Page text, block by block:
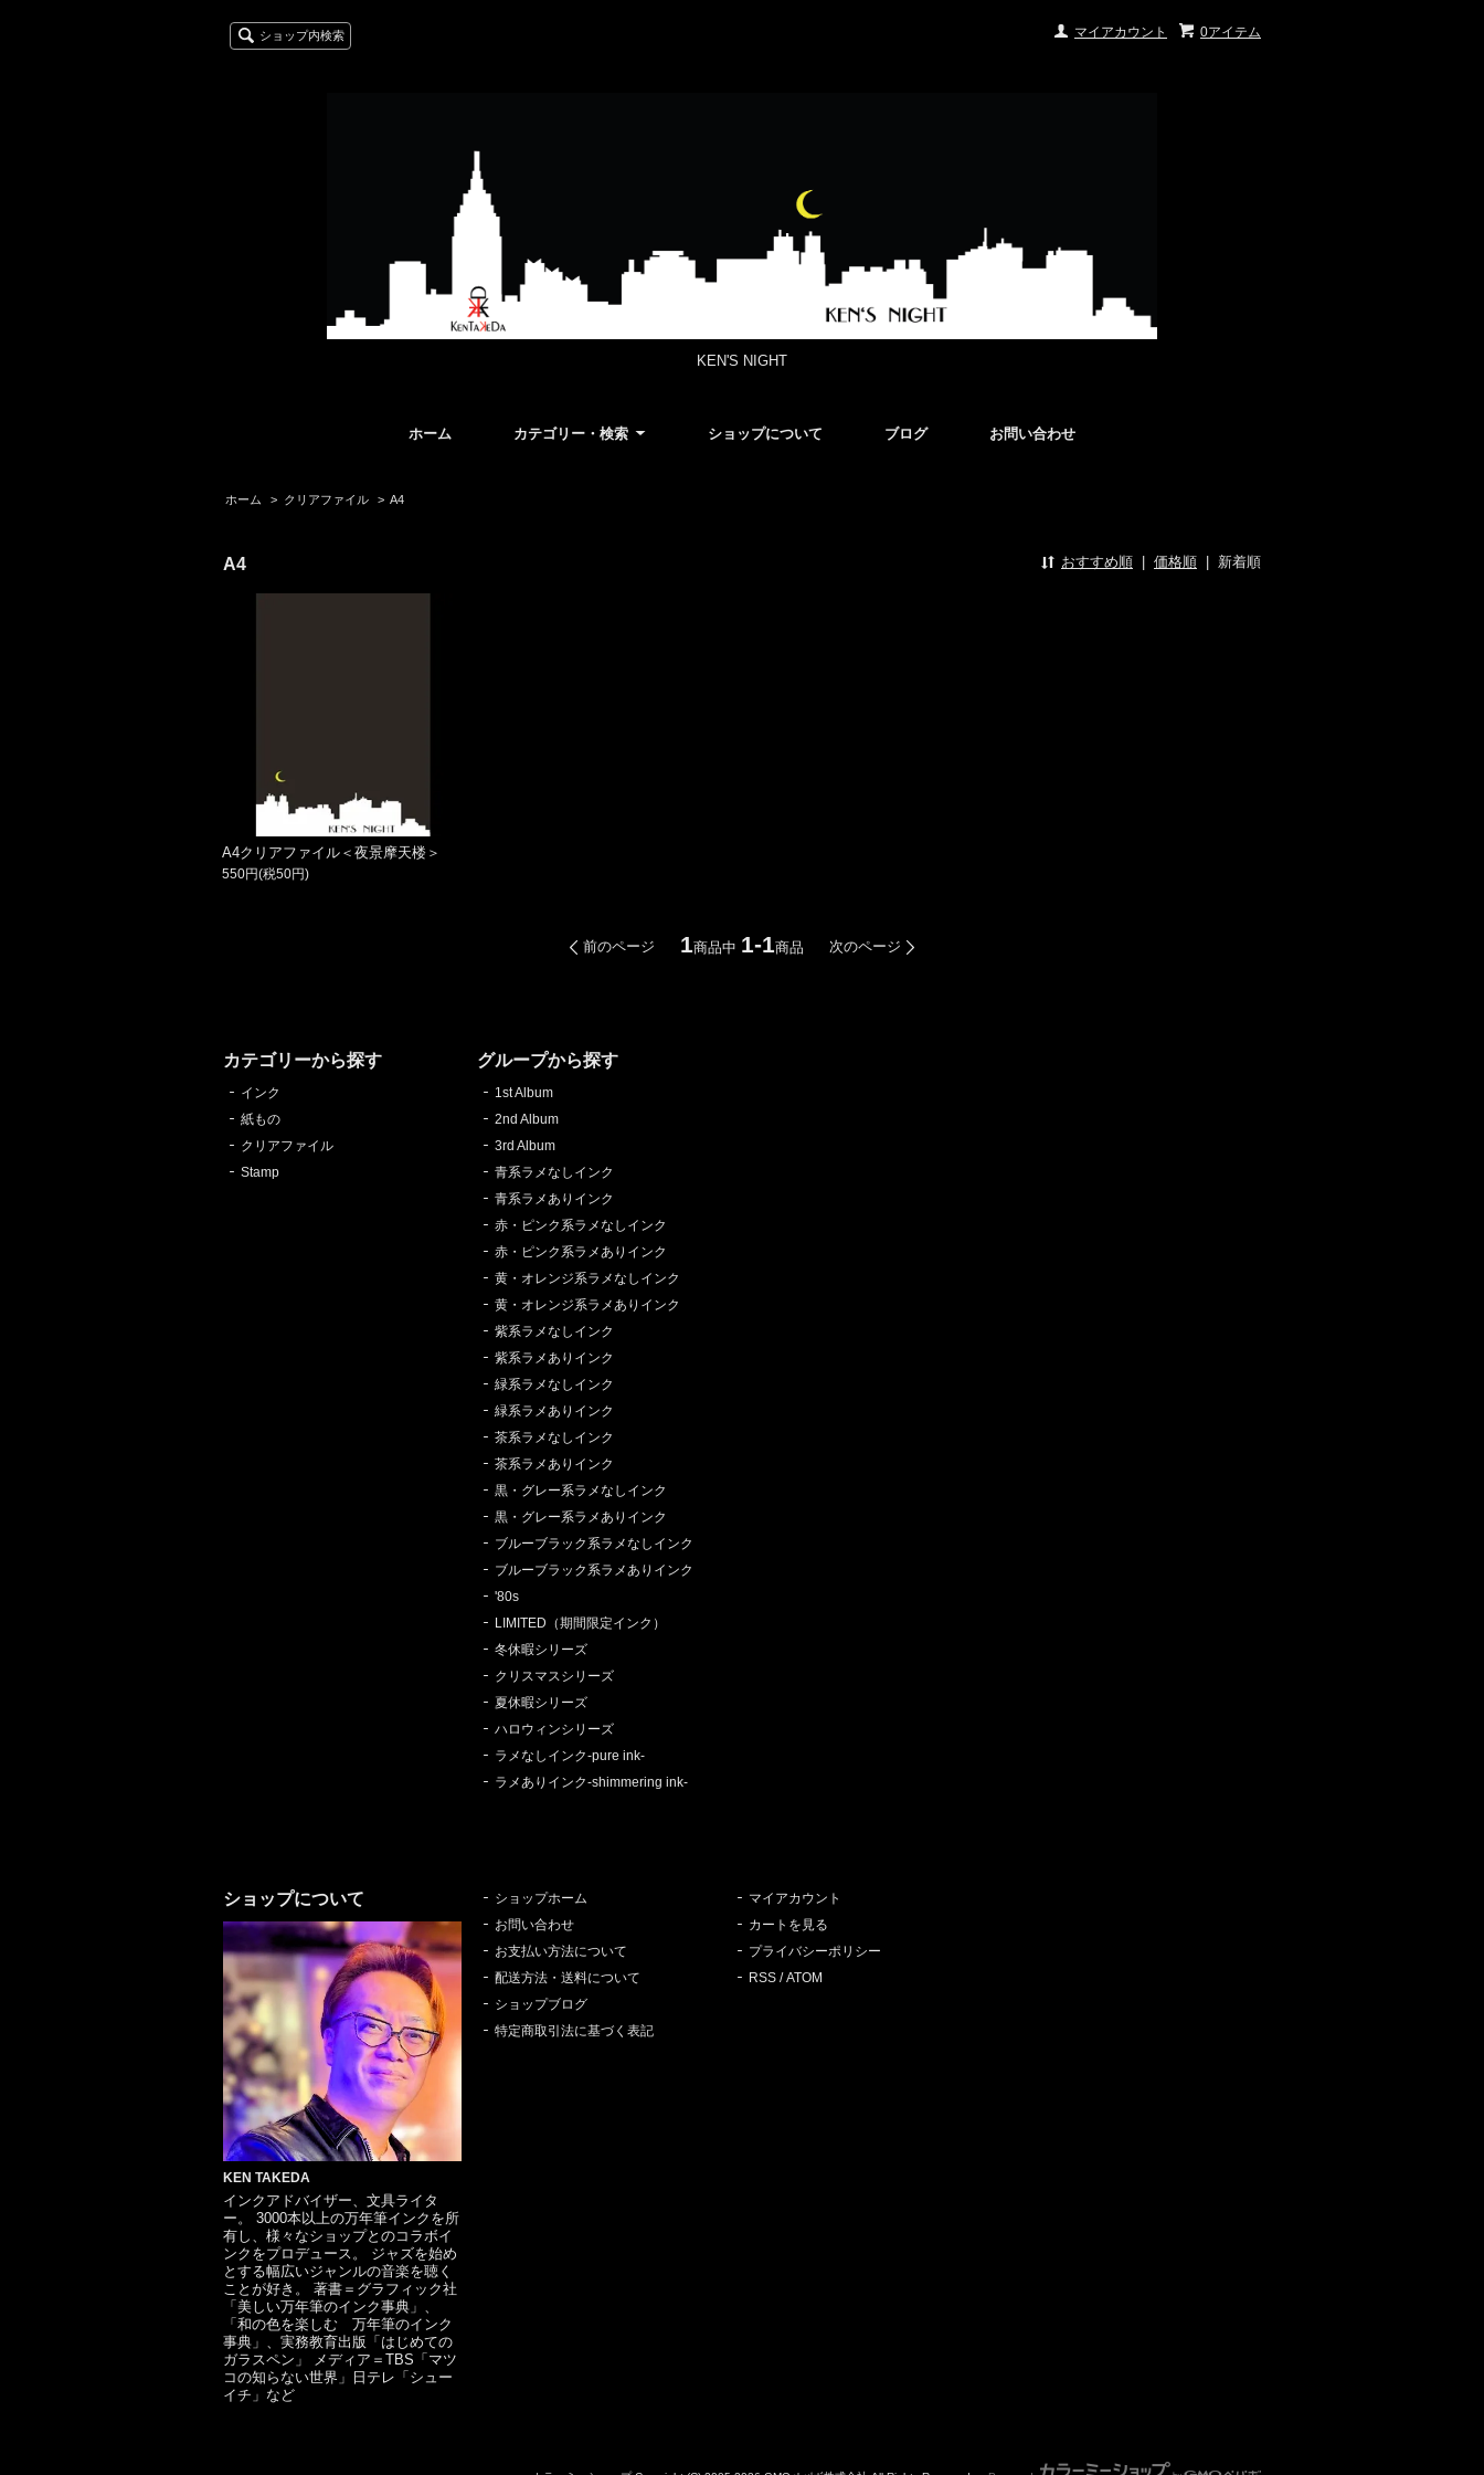
0アイテム
マイアカウント
ショップ内検索
KEN'S NIGHT
ホーム カテゴリー・検索 ショップについて ブログ お問い合わせ
ホーム > クリアファイル > A4
A4 おすすめ順 価格順 新着順
A4クリアファイル＜夜景摩天楼＞
550円(税50円)
前のページ 1商品中 1-1商品 次のページ
カテゴリーから探す
インク
紙もの
クリアファイル
Stamp
グループから探す
1st Album
2nd Album
3rd Album
青系ラメなしインク
青系ラメありインク
赤・ピンク系ラメなしインク
赤・ピンク系ラメありインク
黄・オレンジ系ラメなしインク
黄・オレンジ系ラメありインク
紫系ラメなしインク
紫系ラメありインク
緑系ラメなしインク
緑系ラメありインク
茶系ラメなしインク
茶系ラメありインク
黒・グレー系ラメなしインク
黒・グレー系ラメありインク
ブルーブラック系ラメなしインク
ブルーブラック系ラメありインク
'80s
LIMITED（期間限定インク）
冬休暇シリーズ
クリスマスシリーズ
夏休暇シリーズ
ハロウィンシリーズ
ラメなしインク-pure ink-
ラメありインク-shimmering ink-
ショップについて
KEN TAKEDA
インクアドバイザー、文具ライタ
ー。 3000本以上の万年筆インクを所
有し、様々なショップとのコラボイ
ンクをプロデュース。 ジャズを始め
とする幅広いジャンルの音楽を聴く
ことが好き。 著書＝グラフィック社
「美しい万年筆のインク事典」、
「和の色を楽しむ 万年筆のインク
事典」、実務教育出版「はじめての
ガラスペン」 メディア＝TBS「マツ
コの知らない世界」日テレ「シュー
イチ」など
ショップホーム
お問い合わせ
お支払い方法について
配送方法・送料について
ショップブログ
特定商取引法に基づく表記
マイアカウント
カートを見る
プライバシーポリシー
RSS /ATOM